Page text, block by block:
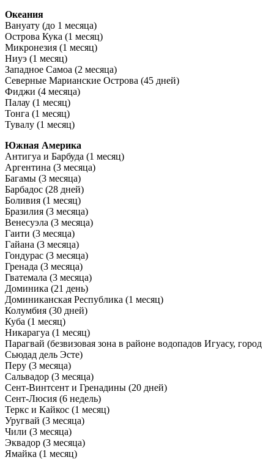
Океания
Вануату (до 1 месяца)
Острова Кука (1 месяц)
Микронезия (1 месяц)
Ниуэ (1 месяц)
Западное Самоа (2 месяца)
Северные Марианские Острова (45 дней)
Фиджи (4 месяца)
Палау (1 месяц)
Тонга (1 месяц)
Тувалу (1 месяц)
Южная Америка
Антигуа и Барбуда (1 месяц)
Аргентина (3 месяца)
Багамы (3 месяца)
Барбадос (28 дней)
Боливия (1 месяц)
Бразилия (3 месяца)
Венесуэла (3 месяца)
Гаити (3 месяца)
Гайана (3 месяца)
Гондурас (3 месяца)
Гренада (3 месяца)
Гватемала (3 месяца)
Доминика (21 день)
Доминиканская Республика (1 месяц)
Колумбия (30 дней)
Куба (1 месяц)
Никарагуа (1 месяц)
Парагвай (безвизовая зона в районе водопадов Игуасу, город
Сьюдад дель Эсте)
Перу (3 месяца)
Сальвадор (3 месяца)
Сент-Винтсент и Гренадины (20 дней)
Сент-Люсия (6 недель)
Теркс и Кайкос (1 месяц)
Уругвай (3 месяца)
Чили (3 месяца)
Эквадор (3 месяца)
Ямайка (1 месяц)